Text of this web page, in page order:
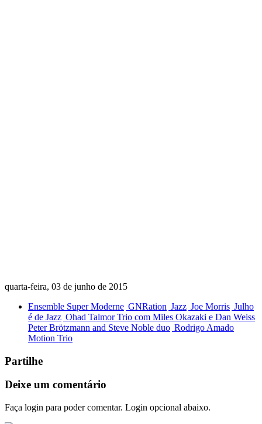
quarta-feira, 03 de junho de 2015
Ensemble Super Moderne GNRation Jazz Joe Morris Julho
é de Jazz Ohad Talmor Trio com Miles Okazaki e Dan Weiss
Peter Brötzmann and Steve Noble duo Rodrigo Amado
Motion Trio
Partilhe
Deixe um comentário
Faça login para poder comentar. Login opcional abaixo.